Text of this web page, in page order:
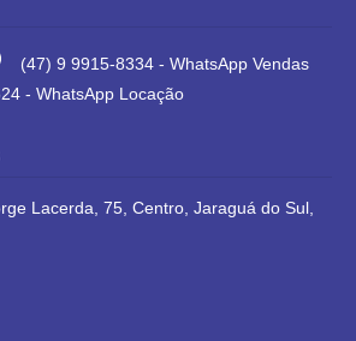
(47) 9 9915-8334 - WhatsApp Vendas
- WhatsApp Locação
Lacerda, 75, Centro, Jaraguá do Sul,